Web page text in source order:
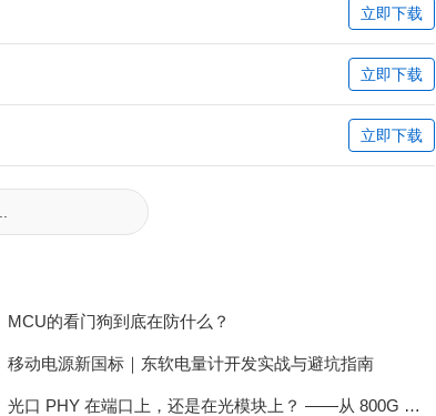
立即下载
立即下载
立即下载
MCU的看门狗到底在防什么？
移动电源新国标｜东软电量计开发实战与避坑指南
光口 PHY 在端口上，还是在光模块上？ ——从 800G 架构讲起